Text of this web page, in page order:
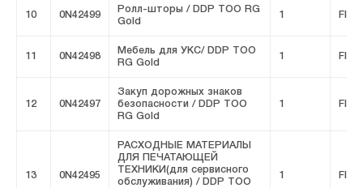
10 0N42499
Ролл-шторы / DDP ТОО RG
Gold
1 FIVE
11 0N42498
Мебель для УКС/ DDP ТОО
RG Gold
1 FIVE
12 0N42497
Закуп дорожных знаков
безопасности / DDP ТОО
RG Gold
1 FIVE
13 0N42495
РАСХОДНЫЕ МАТЕРИАЛЫ
ДЛЯ ПЕЧАТАЮЩЕЙ
ТЕХНИКИ(для сервисного
обслуживания) / DDP ТОО
1 FIVE